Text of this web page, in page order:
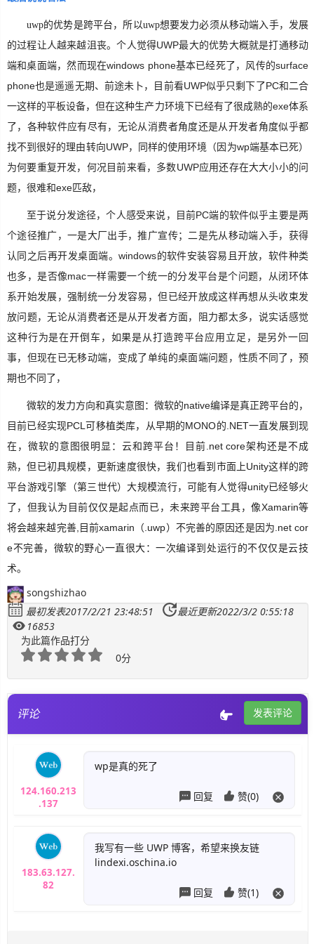
uwp的优势是跨平台，所以uwp想要发力必须从移动端入手， 发展
的过程让人越来越沮丧。个人觉得UWP最大的优势大概就是打通移动
端和桌面端，然而现在windows phone基本已经死了，风传的surface
phone也是遥遥无期、前途未卜，目前看UWP似乎只剩下了PC和二合
一这样的平板设备，但在这种生产力环境下已经有了很成熟的exe体系
了，各种软件应有尽有，无论从消费者角度还是从开发者角度似乎都
找不到很好的理由转向UWP，同样的使用环境（因为wp端基本已死）
为何要重复开发，何况目前来看，多数UWP应用还存在大大小小的问
题，很难和exe匹敌，
至于说分发途径，个人感受来说，目前PC端的软件似乎主要是两
个途径推广，一是大厂出手，推广宣传；二是先从移动端入手，获得
认同之后再开发桌面端。windows的软件安装容易且开放，软件种类
也多，是否像mac一样需要一个统一的分发平台是个问题，从闭环体
系开始发展，强制统一分发容易，但已经开放成这样再想从头收束发
放问题，无论从消费者还是从开发者方面，阻力都太多，说实话感觉
这种行为是在开倒车，如果是从打造跨平台应用立足，是另外一回
事，但现在已无移动端，变成了单纯的桌面端问题，性质不同了，预
期也不同了，
微软的发力方向和真实意图：微软的native编译是真正跨平台的，
目前已经实现PCL可移植类库，从早期的MONO的.NET一直发展到现
在，微软的意图很明显：云和跨平台！目前.net core架构还是不成
熟，但已初具规模，更新速度很快，我们也看到市面上Unity这样的跨
平台游戏引擎（第三世代）大规模流行，可能有人觉得unity已经够火
了，但我认为目前仅仅是起点而已，未来跨平台工具，像Xamarin等
将会越来越完善,目前xamarin（.uwp）不完善的原因还是因为.net cor
e不完善，微软的野心一直很大：一次编译到处运行的不仅仅是云技
术。
songshizhao
最初发表2017/2/21 23:48:51
最近更新2022/3/2 0:55:18
16853
为此篇作品打分
0分
评论 发表评论
124.160.213
.137
wp是真的死了
赞(0)
回复
183.63.127.
82
我写有一些 UWP 博客，希望来换友链
lindexi.oschina.io
赞(1)
回复